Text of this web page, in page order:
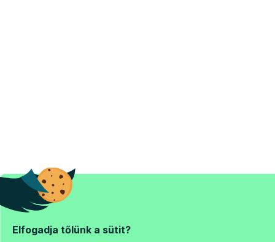
Elfogadja tőlünk a sütit?